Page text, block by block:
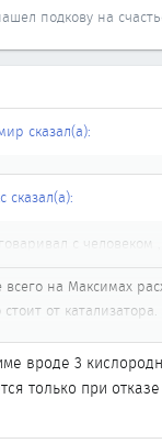
подкову на
сказал(а):
сказал(а):
с
всего на Максимах
стоит от
вроде 3
только при